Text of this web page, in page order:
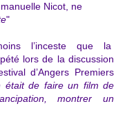
Nicot, ne
"
l’inceste que la
lors de la discussion
d’Angers Premiers
était de faire un film de
montrer un